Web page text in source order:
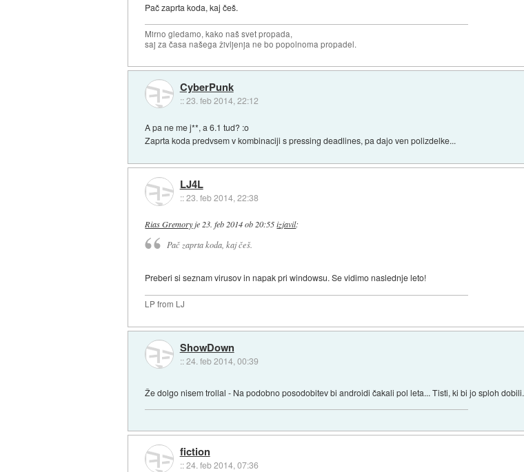
Pač zaprta koda, kaj češ.
Mirno gledamo, kako naš svet propada,
saj za časa našega življenja ne bo popolnoma propadel.
CyberPunk
::23. feb 2014, 22:12
A pa ne me j**, a 6.1 tud? :o
Zaprta koda predvsem v kombinaciji s pressing deadlines, pa dajo ven polizdelke...
LJ4L
::23. feb 2014, 22:38
Rias Gremoryje 23. feb 2014 ob 20:55 izjavil:
Pač zaprta koda, kaj češ.
Preberi si seznam virusov in napak pri windowsu. Se vidimo naslednje leto!
LP from LJ
ShowDown
::24. feb 2014, 00:39
Že dolgo nisem trollal - Na podobno posodobitev bi androidi čakali pol leta... Tisti, ki bi jo sploh dobili.
fiction
::24. feb 2014, 07:36